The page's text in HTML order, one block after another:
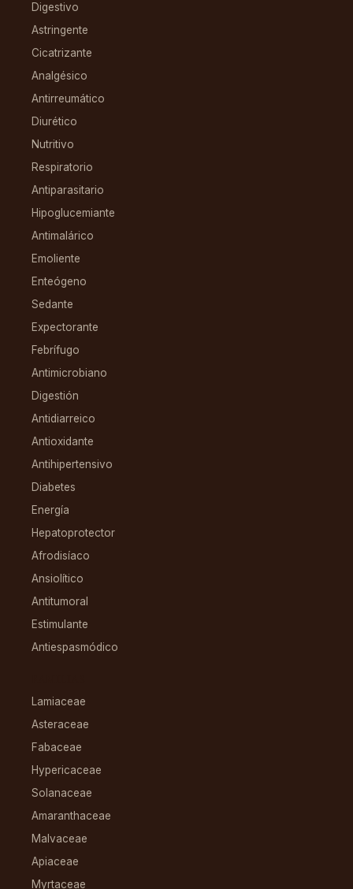
Digestivo
Astringente
Cicatrizante
Analgésico
Antirreumático
Diurético
Nutritivo
Respiratorio
Antiparasitario
Hipoglucemiante
Antimalárico
Emoliente
Enteógeno
Sedante
Expectorante
Febrífugo
Antimicrobiano
Digestión
Antidiarreico
Antioxidante
Antihipertensivo
Diabetes
Energía
Hepatoprotector
Afrodisíaco
Ansiolítico
Antitumoral
Estimulante
Antiespasmódico
Lamiaceae
Asteraceae
Fabaceae
Hypericaceae
Solanaceae
Amaranthaceae
Malvaceae
Apiaceae
Myrtaceae